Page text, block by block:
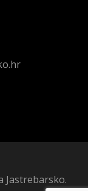
Jastrebarsko.